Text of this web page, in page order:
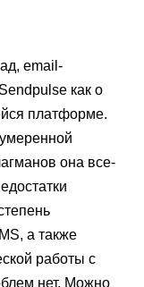
email-
как о
платформе.
она все-
а также
работы с
нет. Можно